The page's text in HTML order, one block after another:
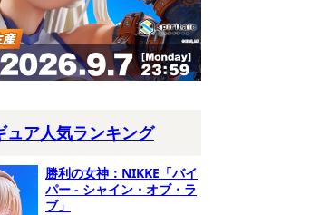
ュア人気ランキング
勝利の女神：NIKKE「バイ
パー - シャイン・オブ・ラ
ブ」